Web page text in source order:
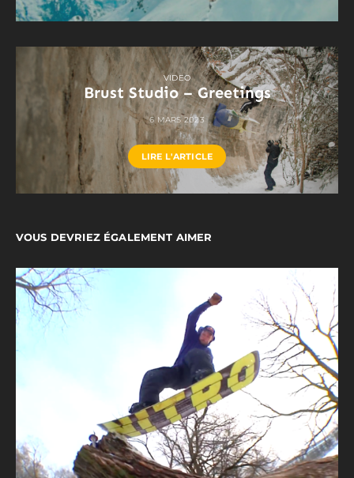
VIDEO
Brust Studio – Greetings
6 MARS 2023
LIRE L'ARTICLE
VOUS DEVRIEZ ÉGALEMENT AIMER